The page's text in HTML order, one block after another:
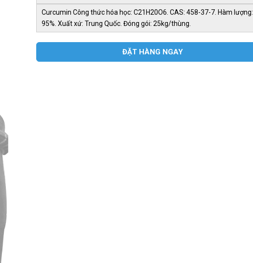
Curcumin Công thức hóa học: C21H20O6. CAS: 458-37-7. Hàm lượng:
95%. Xuất xứ: Trung Quốc. Đóng gói: 25kg/thùng.
ĐẶT HÀNG NGAY